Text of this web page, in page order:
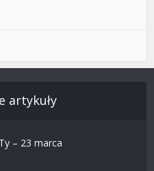
artykuły
– 23 marca